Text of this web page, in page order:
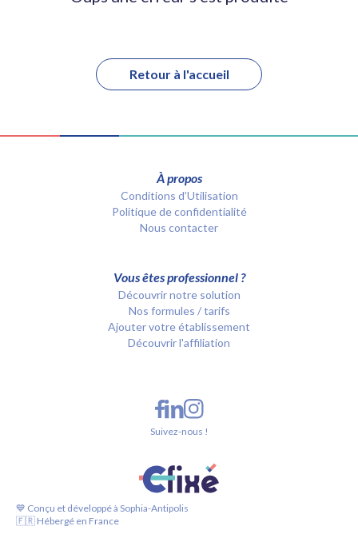
Retour à l'accueil
À propos
Conditions d’Utilisation
Politique de confidentialité
Nous contacter
Vous êtes professionnel ?
Découvrir notre solution
Nos formules / tarifs
Ajouter votre établissement
Découvrir l'affiliation
💙 Conçu et développé à Sophia-Antipolis
🇫🇷 Hébergé en France
Suivez-nous !